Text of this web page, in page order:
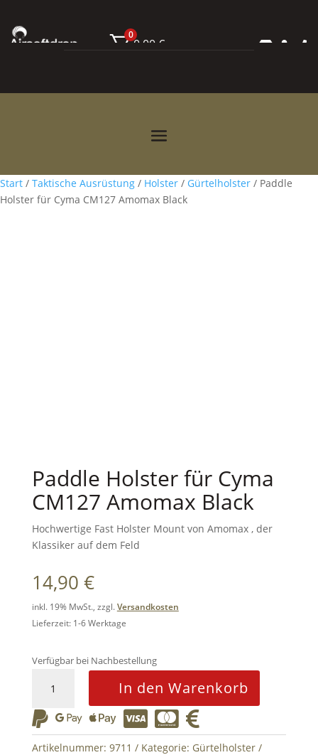
0
0,00 €   
Start / Taktische Ausrüstung / Holster / Gürtelholster / Paddle
Holster für Cyma CM127 Amomax Black
Paddle Holster für Cyma
CM127 Amomax Black
Hochwertige Fast Holster Mount von Amomax , der
Klassiker auf dem Feld
14,90 €
inkl. 19% MwSt., zzgl.Versandkosten
Lieferzeit: 1-6 Werktage
Verfügbar bei Nachbestellung
Holster
für
Cyma
CM127
In den Warenkorb
     
Artikelnummer: 9711 Kategorie: Gürtelholster